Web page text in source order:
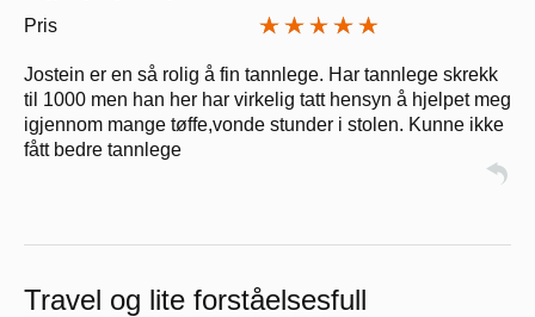
Pris
Jostein er en så rolig å fin tannlege. Har tannlege skrekk
til 1000 men han her har virkelig tatt hensyn å hjelpet meg
igjennom mange tøffe,vonde stunder i stolen. Kunne ikke
fått bedre tannlege
Travel og lite forståelsesfull